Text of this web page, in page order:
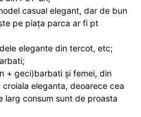
casual elegant, dar de bun
pe piața parca ar fi pt
elegante din tercot, etc;
+ geci)barbati și femei, din
croiala eleganta, deoarece cea
larg consum sunt de proasta